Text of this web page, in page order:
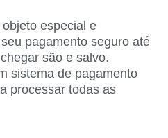
especial e
pagamento seguro até
são e salvo.
sistema de pagamento
processar todas as